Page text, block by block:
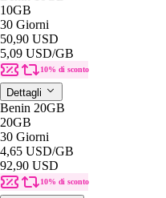
10GB
30 Giorni
50,90 USD
5,09 USD/GB
10% di sconto
Dettagli
Benin 20GB
20GB
30 Giorni
4,65 USD/GB
92,90 USD
10% di sconto